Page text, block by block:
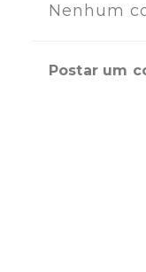
Nenhum
Postar um